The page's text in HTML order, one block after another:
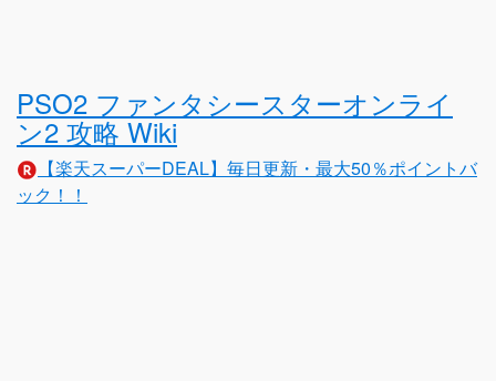
PSO2 ファンタシースターオンライ
ン2 攻略 Wiki
【楽天スーパーDEAL】毎日更新・最大50％ポイントバ
ック！！